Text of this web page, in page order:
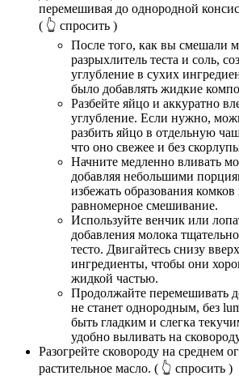
перемешивая до однородной
( 👆 спросить )
После того, как вы смешали
разрыхлитель теста и соль,
углубление в сухих
было добавлять жидкие
Разбейте яйцо и аккуратно
углубление. Если нужно,
разбить яйцо в отдельную
что оно свежее и без
Начните медленно вливать
добавляя небольшими
избежать образования
равномерное смешивание.
Используйте венчик или
добавления молока
тесто. Двигайтесь снизу
ингредиенты, чтобы они
жидкой частью.
Продолжайте перемешивать
не станет однородным, без
быть гладким и слегка
удобно выливать на
Разогрейте сковороду на среднем
растительное масло. ( 👆 спросить )